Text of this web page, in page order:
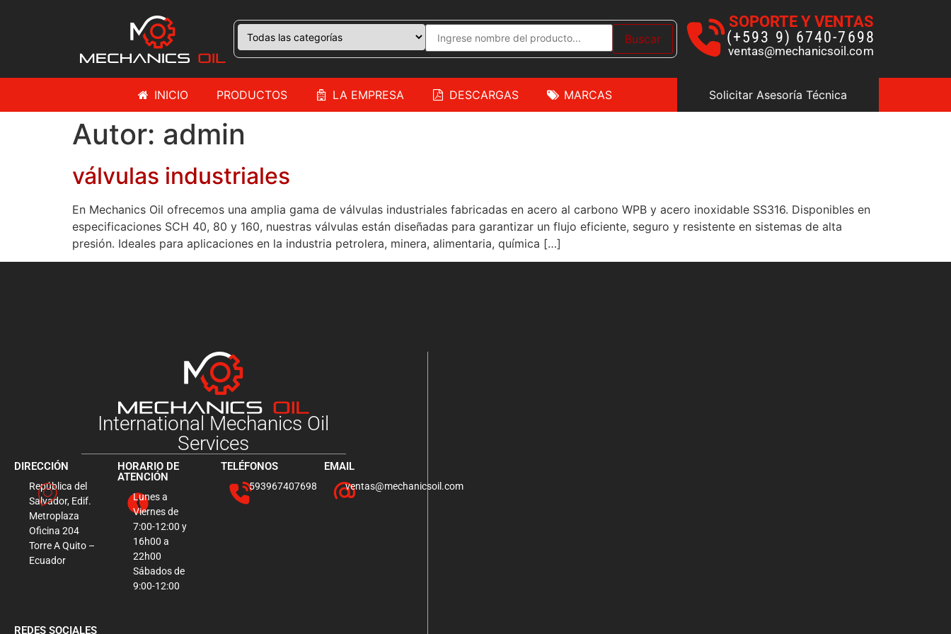
Buscar
SOPORTE Y VENTAS
(+593 9) 6740-7698
ventas@mechanicsoil.com
Solicitar Asesoría Técnica
INICIO PRODUCTOS LA EMPRESA DESCARGAS MARCAS
Autor: admin
válvulas industriales
En Mechanics Oil ofrecemos una amplia gama de válvulas industriales fabricadas en acero al carbono WPB y acero inoxidable SS316. Disponibles en
especificaciones SCH 40, 80 y 160, nuestras válvulas están diseñadas para garantizar un flujo eficiente, seguro y resistente en sistemas de alta
presión. Ideales para aplicaciones en la industria petrolera, minera, alimentaria, química […]
International Mechanics Oil
Services
DIRECCIÓN
República del
Salvador, Edif.
Metroplaza
Oficina 204
Torre A Quito –
Ecuador
HORARIO DE
ATENCIÓN
Lunes a
Viernes de
7:00-12:00 y
16h00 a
22h00
Sábados de
9:00-12:00
TELÉFONOS
593967407698
EMAIL
ventas@mechanicsoil.com
REDES SOCIALES